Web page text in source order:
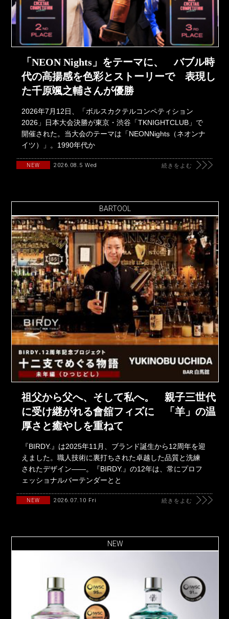
「NEON Nights」をテーマに、 バブル時
代の高揚感を色彩とストーリーで 表現し
た千原颯之輔さんが優勝
2026年7月12日、「ボルスカクテルコンペティション
2026」日本大会決勝が東京・渋谷「TKNIGHTCLUB」で
開催された。当大会のテーマは「NEONNights（ネオンナ
イツ）」。1990年代か
NEW 2026.08.5 Wed 続きをよむ
BARTOOL
祖父から父へ、そして私へ。 親子三世代
に受け継がれる會舘フィズに 「羊」の温
厚さと癒やしを重ねて
『BIRDY.』は2025年11月、ブランド誕生から12周年を迎
えました。職人技術に裏打ちされた卓越した品質と洗練
されたデザイン――。『BIRDY.』の12年は、常にプロフ
ェッショナルバーテンダーとと
NEW 2026.07.10 Fri 続きをよむ
NEW